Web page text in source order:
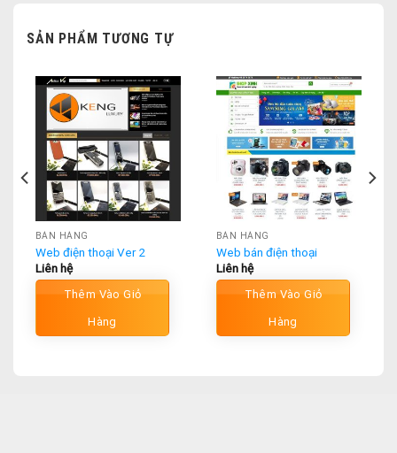
SẢN PHẨM TƯƠNG TỰ
BÁN HÀNG
Web điện thoại Ver 2
Liên hệ
Thêm Vào Giỏ
Hàng
BÁN HÀNG
Web bán điện thoại
Liên hệ
Thêm Vào Giỏ
Hàng